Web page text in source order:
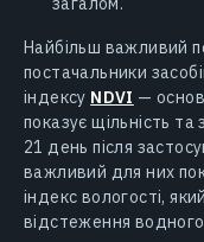
Найбільш важливий
постачальники
індексу NDVI —
показує щільність
21 день після
важливий для них
індекс вологості,
відстеження